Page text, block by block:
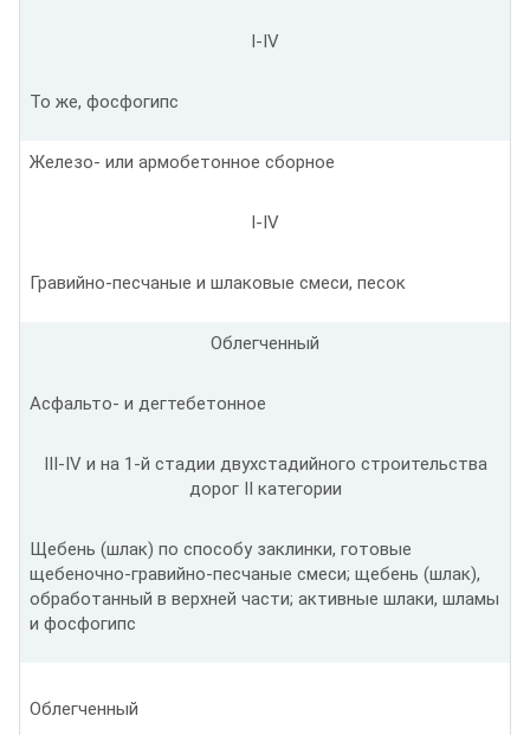
I-IV
То же, фосфогипс
Железо- или армобетонное сборное
I-IV
Гравийно-песчаные и шлаковые смеси, песок
Облегченный
Асфальто- и дегтебетонное
III-IV и на 1-й стадии двухстадийного строительства
дорог II категории
Щебень (шлак) по способу заклинки, готовые
щебеночно-гравийно-песчаные смеси; щебень (шлак),
обработанный в верхней части; активные шлаки, шламы
и фосфогипс
Облегченный